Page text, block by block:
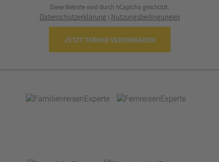
Diese Website wird durch hCaptcha geschützt.
Datenschutzerklärung | Nutzungsbedingungen
JETZT TERMIN VEREINBAREN